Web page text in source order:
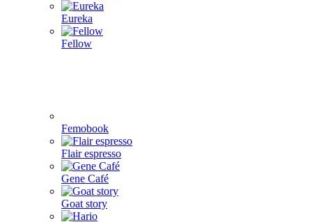
Eureka
Fellow
Femobook
Flair espresso
Gene Café
Goat story